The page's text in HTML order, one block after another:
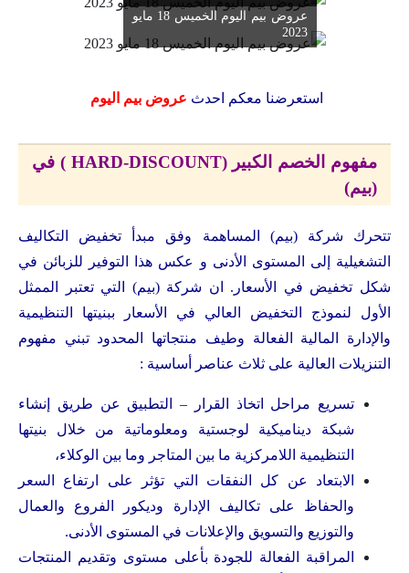
عروض بيم اليوم الخميس 18 مايو
2023
استعرضنا معكم احدث عروض بيم اليوم
مفهوم الخصم الكبير (HARD-DISCOUNT ) في
(بيم)
تتحرك شركة (بيم) المساهمة وفق مبدأ تخفيض التكاليف
التشغيلية إلى المستوى الأدنى و عكس هذا التوفير للزبائن في
شكل تخفيض في الأسعار. ان شركة (بيم) التي تعتبر الممثل
الأول لنموذج التخفيض العالي في الأسعار ببنيتها التنظيمية
والإدارة المالية الفعالة وطيف منتجاتها المحدود تبني مفهوم
التنزيلات العالية على ثلاث عناصر أساسية :
تسريع مراحل اتخاذ القرار – التطبيق عن طريق إنشاء
شبكة ديناميكية لوجستية ومعلوماتية من خلال بنيتها
التنظيمية اللامركزية ما بين المتاجر وما بين الوكلاء،
الابتعاد عن كل النفقات التي تؤثر على ارتفاع السعر
والحفاظ على تكاليف الإدارة وديكور الفروع والعمال
والتوزيع والتسويق والإعلانات في المستوى الأدنى.
المراقبة الفعالة للجودة بأعلى مستوى وتقديم المنتجات